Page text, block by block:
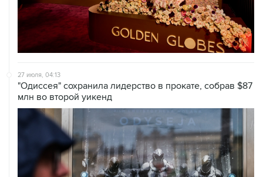
27 июля, 04:13
"Одиссея" сохранила лидерство в прокате, собрав $87
млн во второй уикенд